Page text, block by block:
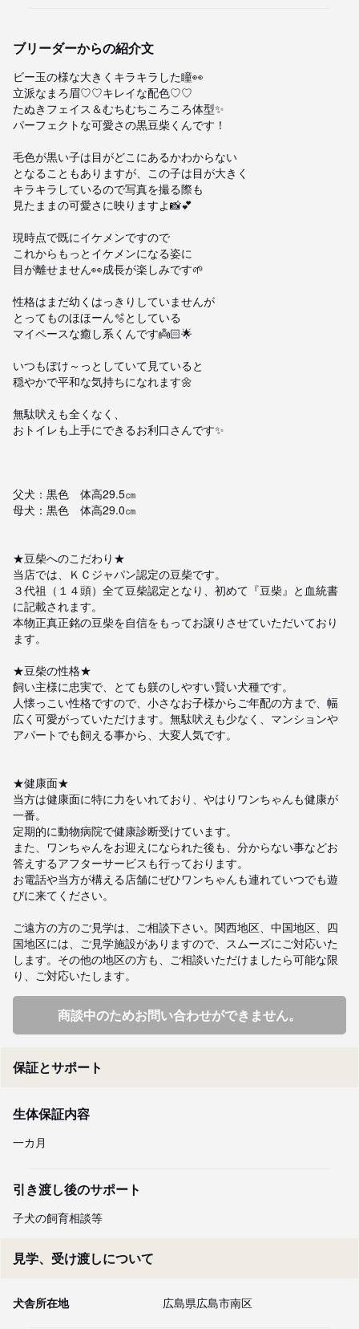
ブリーダーからの紹介文
ビー玉の様な大きくキラキラした瞳👀
立派なまろ眉♡♡キレイな配色♡♡
たぬきフェイス＆むちむちころころ体型✨
パーフェクトな可愛さの黒豆柴くんです！
毛色が黒い子は目がどこにあるかわからない
となることもありますが、この子は目が大きく
キラキラしているので写真を撮る際も
見たままの可愛さに映りますよ📸💕
現時点で既にイケメンですので
これからもっとイケメンになる姿に
目が離せません👀成長が楽しみです🌱
性格はまだ幼くはっきりしていませんが
とってものほほーん🫧としている
マイペースな癒し系くんです👼🏻🌟
いつもぽけ～っとしていて見ていると
穏やかで平和な気持ちになれます🌼
無駄吠えも全くなく、
おトイレも上手にできるお利口さんです✨
父犬：黒色　体高29.5㎝
母犬：黒色　体高29.0㎝
★豆柴へのこだわり★
当店では、ＫＣジャパン認定の豆柴です。
３代祖（１４頭）全て豆柴認定となり、初めて『豆柴』と血統書
に記載されます。
本物正真正銘の豆柴を自信をもってお譲りさせていただいており
ます。
★豆柴の性格★
飼い主様に忠実で、とても躾のしやすい賢い犬種です。
人懐っこい性格ですので、小さなお子様からご年配の方まで、幅
広く可愛がっていただけます。無駄吠えも少なく、マンションや
アパートでも飼える事から、大変人気です。
★健康面★
当方は健康面に特に力をいれており、やはりワンちゃんも健康が
一番。
定期的に動物病院で健康診断受けています。
また、ワンちゃんをお迎えになられた後も、分からない事などお
答えするアフターサービスも行っております。
お電話や当方が構える店舗にぜひワンちゃんも連れていつでも遊
びに来てください。
ご遠方の方のご見学は、ご相談下さい。関西地区、中国地区、四
国地区には、ご見学施設がありますので、スムーズにご対応いた
します。その他の地区の方も、ご相談いただけましたら可能な限
り、ご対応いたします。
商談中のためお問い合わせができません。
保証とサポート
生体保証内容
一カ月
引き渡し後のサポート
子犬の飼育相談等
見学、受け渡しについて
犬舎所在地 広島県広島市南区